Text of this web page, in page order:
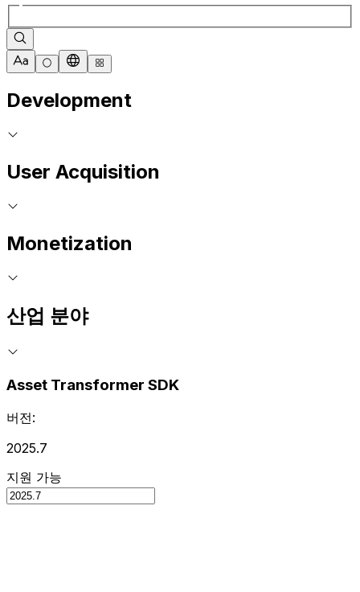
Development
User Acquisition
Monetization
산업 분야
Asset Transformer SDK
버전:
2025.7
지원 가능